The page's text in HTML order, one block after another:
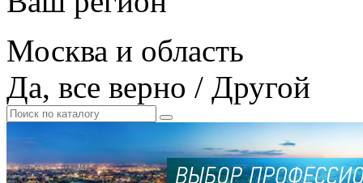
Москва и область
Да, все верно / Другой